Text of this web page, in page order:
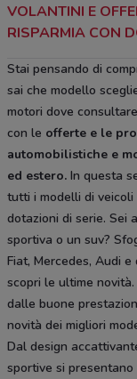
VOLANTINI E
RISPARMIA CON
Stai pensando di
sai che modello
motori dove
con le offerte e le
automobilistiche e
ed estero. In questa
tutti i modelli di veicoli
dotazioni di serie. Sei
sportiva o un suv?
Fiat, Mercedes, Audi
scopri le ultime
dalle buone
novità dei migliori
Dal design
sportive si